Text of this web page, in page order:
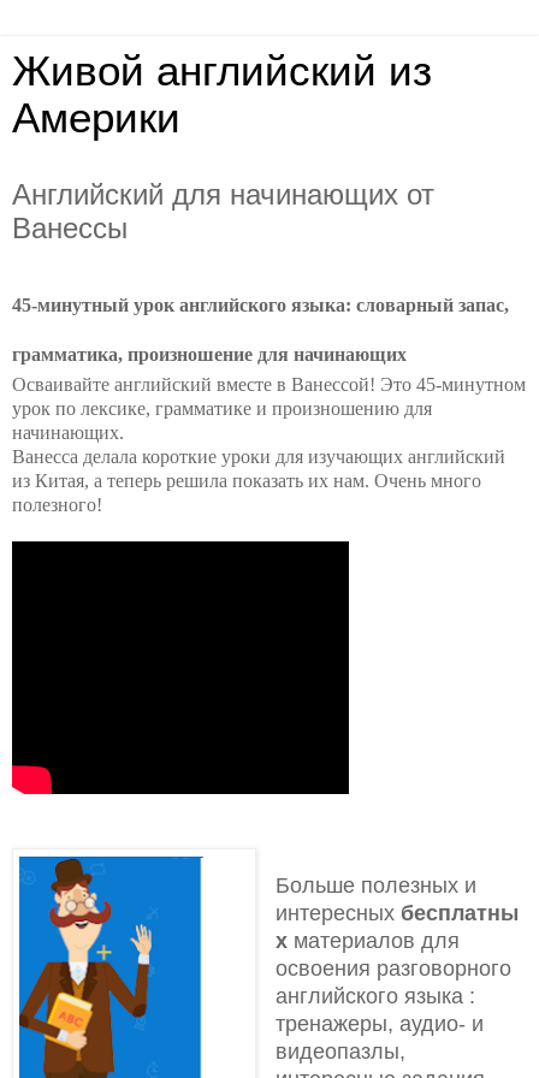
Живой английский из
Америки
Английский для начинающих от
Ванессы
45-минутный урок английского языка: словарный запас,
грамматика, произношение для начинающих
Осваивайте английский вместе в Ванессой! Это 45-минутном
урок по лексике, грамматике и произношению для
начинающих.
Ванесса делала короткие уроки для изучающих английский
из Китая, а теперь решила показать их нам. Очень много
полезного!
Больше полезных и
интересных бесплатны
хматериалов для
освоения разговорного
английского языка :
тренажеры, аудио- и
видеопазлы,